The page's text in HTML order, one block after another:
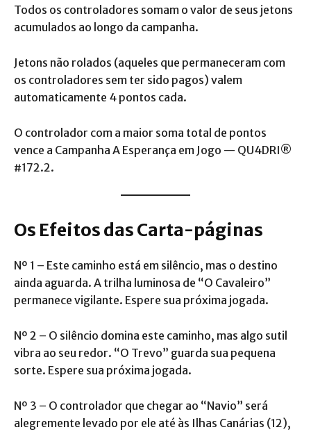
Todos os controladores somam o valor de seus jetons
acumulados ao longo da campanha.
Jetons não rolados (aqueles que permaneceram com
os controladores sem ter sido pagos) valem
automaticamente 4 pontos cada.
O controlador com a maior soma total de pontos
vence a Campanha A Esperança em Jogo — QU4DRI®
#172.2.
Os Efeitos das Carta-páginas
Nº 1 – Este caminho está em silêncio, mas o destino
ainda aguarda. A trilha luminosa de “O Cavaleiro”
permanece vigilante. Espere sua próxima jogada.
Nº 2 – O silêncio domina este caminho, mas algo sutil
vibra ao seu redor. “O Trevo” guarda sua pequena
sorte. Espere sua próxima jogada.
Nº 3 – O controlador que chegar ao “Navio” será
alegremente levado por ele até às Ilhas Canárias (12),